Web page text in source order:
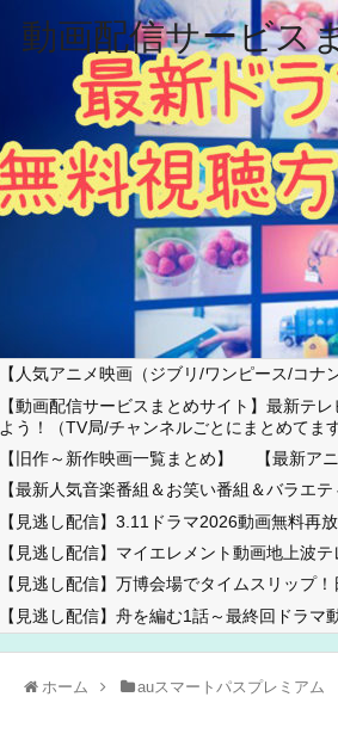
動画配信サービス
【人気アニメ映画（ジブリ/ワンピース/コナ
【動画配信サービスまとめサイト】最新テ
よう！（TV局/チャンネルごとにまとめてます
【旧作～新作映画一覧まとめ】
【最新ア
【最新人気音楽番組＆お笑い番組＆バラエ
【見逃し配信】3.11ドラマ2026動画無料再
【見逃し配信】マイエレメント動画地上波
【見逃し配信】万博会場でタイムスリップ
【見逃し配信】舟を編む1話～最終回ドラマ
ホーム auスマートパスプレミアム